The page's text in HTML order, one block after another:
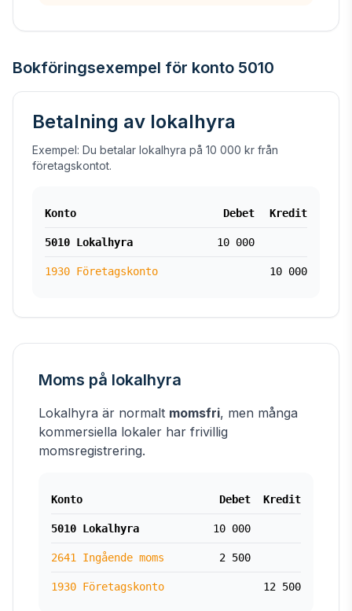
Bokföringsexempel för konto 5010
Betalning av lokalhyra
Exempel: Du betalar lokalhyra på 10 000 kr från
företagskontot.
Konto Debet Kredit
5010 Lokalhyra 10 000
1930 Företagskonto 10 000
Moms på lokalhyra
Lokalhyra är normalt momsfri, men många
kommersiella lokaler har frivillig
momsregistrering.
Konto Debet Kredit
5010 Lokalhyra 10 000
2641 Ingående moms 2 500
1930 Företagskonto 12 500